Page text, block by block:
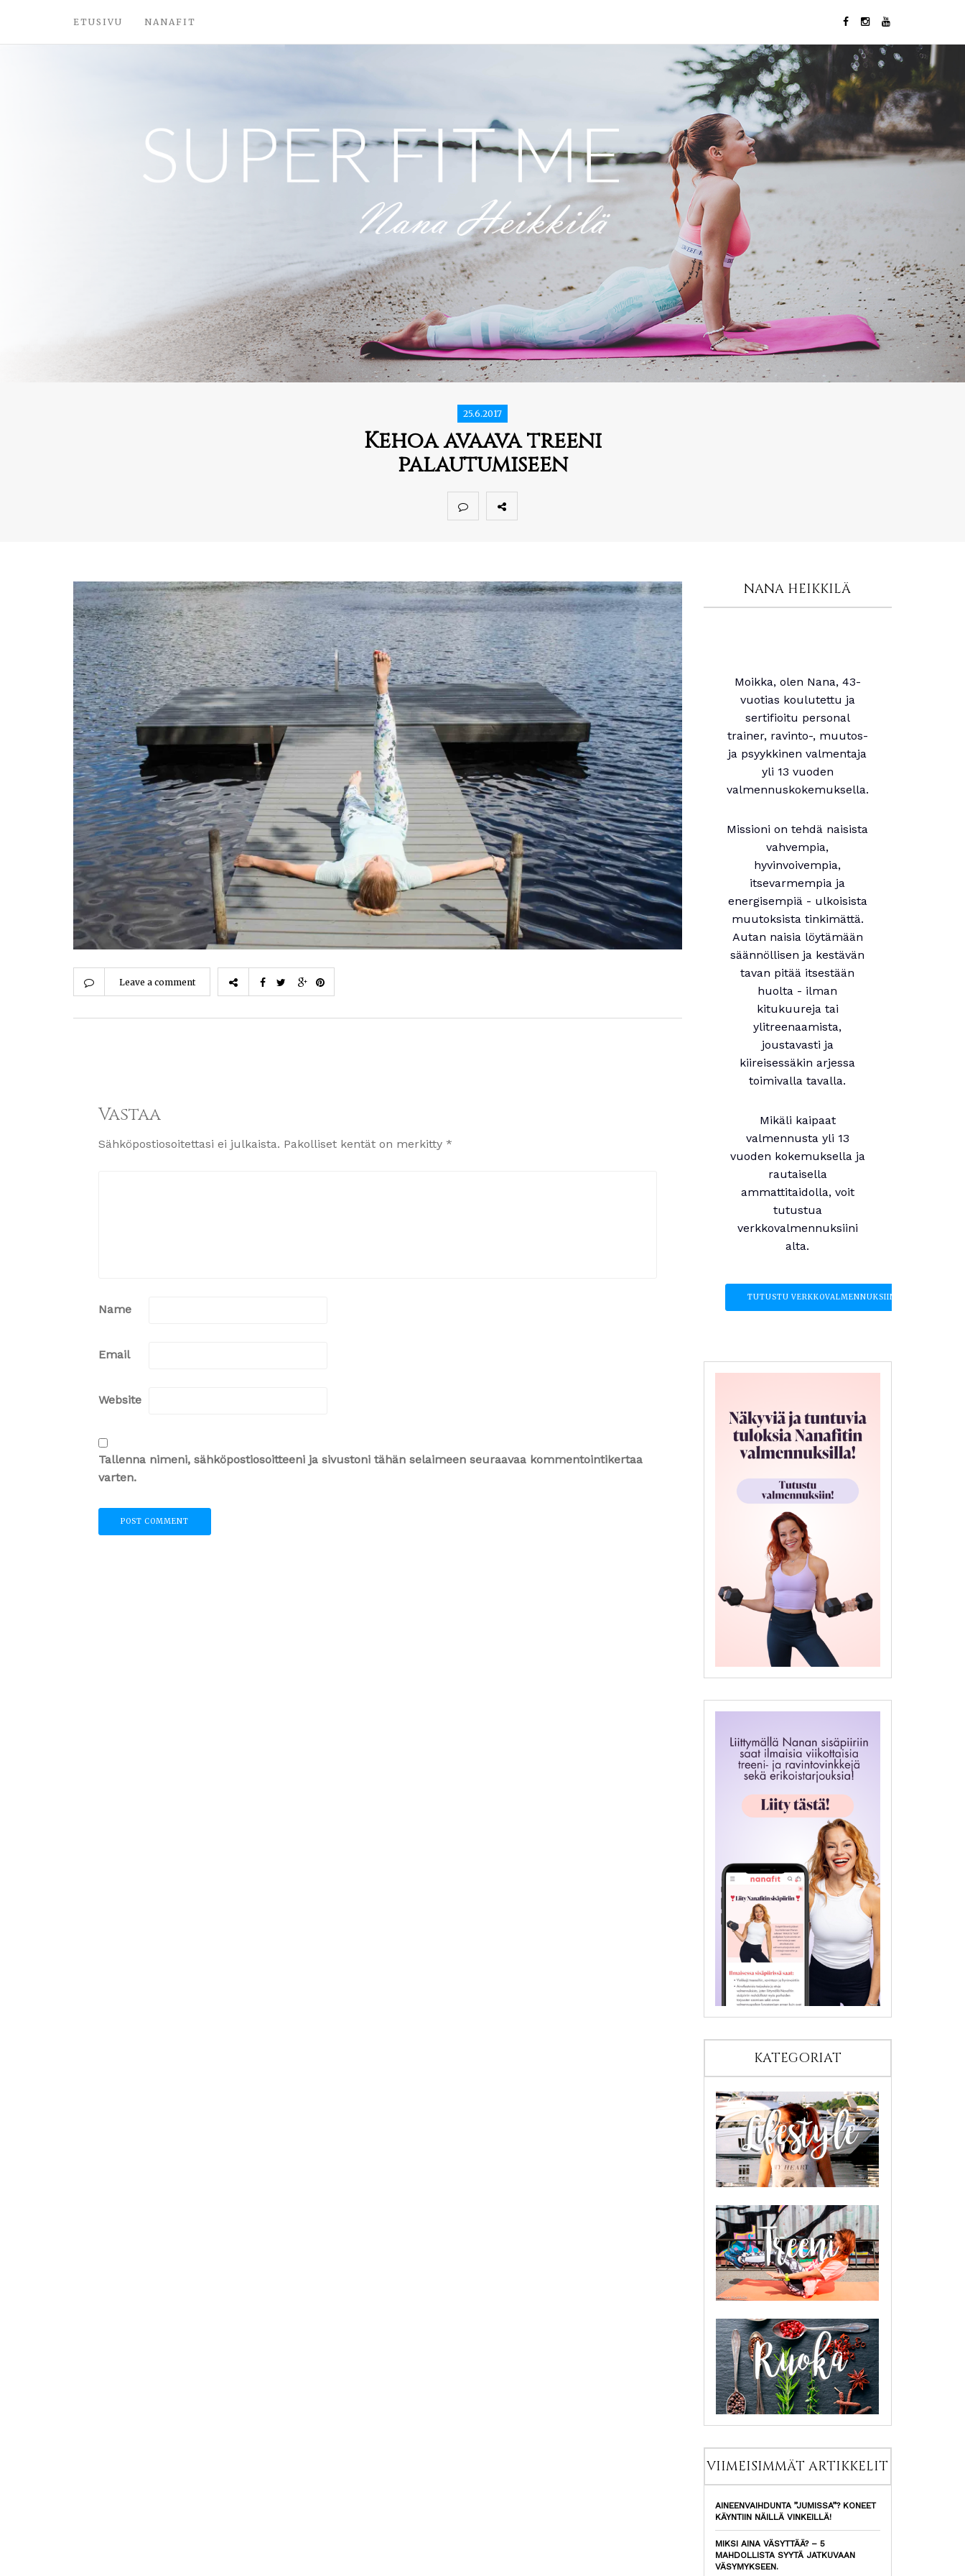
ETUSIVU NANAFIT
25.6.2017
Kehoa avaava treeni
palautumiseen
Leave a comment
Vastaa
Sähköpostiosoitettasi ei julkaista. Pakolliset kentät on merkitty *
Name
Email
Website
Tallenna nimeni, sähköpostiosoitteeni ja sivustoni tähän selaimeen seuraavaa kommentointikertaa
varten.
NANA HEIKKILÄ
Moikka, olen Nana, 43-
vuotias koulutettu ja
sertifioitu personal
trainer, ravinto-, muutos-
ja psyykkinen valmentaja
yli 13 vuoden
valmennuskokemuksella.
Missioni on tehdä naisista
vahvempia,
hyvinvoivempia,
itsevarmempia ja
energisempiä - ulkoisista
muutoksista tinkimättä.
Autan naisia löytämään
säännöllisen ja kestävän
tavan pitää itsestään
huolta - ilman
kitukuureja tai
ylitreenaamista,
joustavasti ja
kiireisessäkin arjessa
toimivalla tavalla.
Mikäli kaipaat
valmennusta yli 13
vuoden kokemuksella ja
rautaisella
ammattitaidolla, voit
tutustua
verkkovalmennuksiini
alta.
TUTUSTU VERKKOVALMENNUKSIIN
KATEGORIAT
VIIMEISIMMÄT ARTIKKELIT
AINEENVAIHDUNTA ”JUMISSA”? KONEET
KÄYNTIIN NÄILLÄ VINKEILLÄ!
MIKSI AINA VÄSYTTÄÄ? – 5
MAHDOLLISTA SYYTÄ JATKUVAAN
VÄSYMYKSEEN.